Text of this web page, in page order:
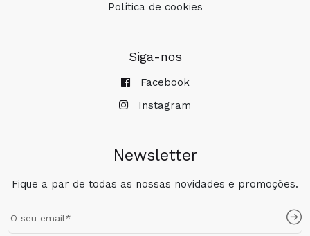
Política de cookies
Siga-nos
Facebook
Instagram
Newsletter
Fique a par de todas as nossas novidades e promoções.